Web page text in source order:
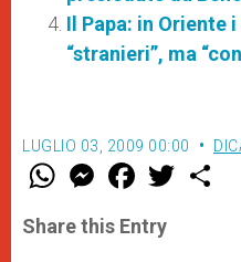
Il Papa: in Oriente
“stranieri”, ma
LUGLIO 03, 2009 00:00
W
t
s
M
e
s
e
F
a
e
b
w
Share this Entry